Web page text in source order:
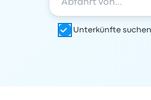
Unterkünfte suchen